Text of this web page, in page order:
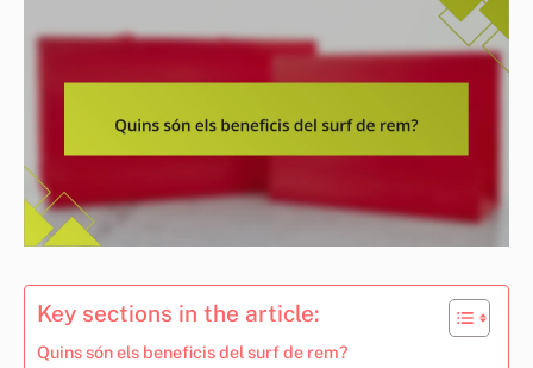
Key sections in the article:
Quins són els beneficis del surf de rem?